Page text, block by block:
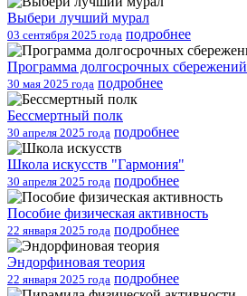
Выбери лучший мурал
03 сентября 2025 года подробнее
Программа долгосрочных сбережений
30 мая 2025 года подробнее
Бессмертный полк
30 апреля 2025 года подробнее
Школа искусств "Гармония"
30 апреля 2025 года подробнее
Пособие физическая активность
22 января 2025 года подробнее
Эндорфиновая теория
22 января 2025 года подробнее